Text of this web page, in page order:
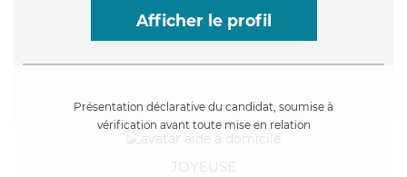
Afficher le profil
Présentation déclarative du candidat, soumise à
vérification avant toute mise en relation
JOYEUSE